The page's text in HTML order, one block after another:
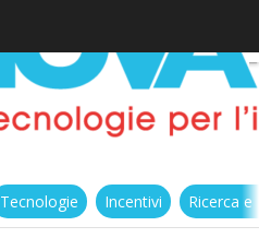
Tecnologie Incentivi Ricerca